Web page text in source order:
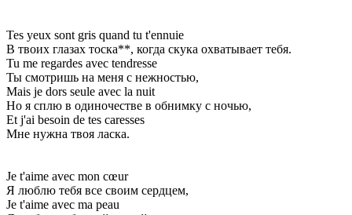
Tes yeux sont gris quand tu t'ennuie
В твоих глазах тоска**, когда скука охватывает тебя.
Tu me regardes avec tendresse
Ты смотришь на меня с нежностью,
Mais je dors seule avec la nuit
Но я сплю в одиночестве в обнимку с ночью,
Et j'ai besoin de tes caresses
Мне нужна твоя ласка.
Je t'aime avec mon cœur
Я люблю тебя все своим сердцем,
Je t'aime avec ma peau